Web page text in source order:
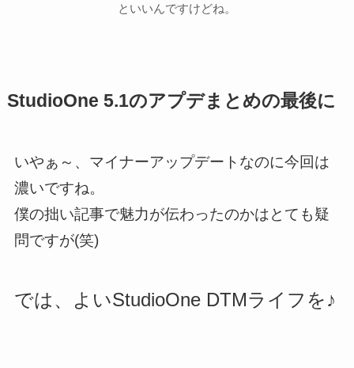
といいんですけどね。
StudioOne 5.1のアプデまとめの最後に
いやぁ～、マイナーアップデートなのに今回は
濃いですね。
僕の拙い記事で魅力が伝わったのかはとても疑
問ですが(笑)
では、よいStudioOne DTMライフを♪